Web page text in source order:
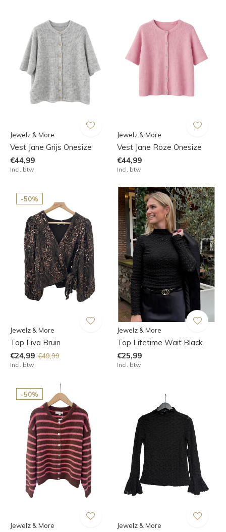
Jewelz & More
Vest Jane Grijs Onesize
€44,99
Incl. btw
Jewelz & More
Vest Jane Roze Onesize
€44,99
Incl. btw
-50%
Jewelz & More
Top Liva Bruin
€24,99 €49,99
Incl. btw
Jewelz & More
Top Lifetime Wait Black
€25,99
Incl. btw
-50%
Jewelz & More Jewelz & More